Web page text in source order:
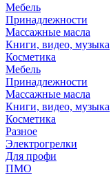
Мебель
Принадлежности
Массажные масла
Книги, видео, музыка
Косметика
Мебель
Принадлежности
Массажные масла
Книги, видео, музыка
Косметика
Разное
Электрогрелки
Для профи
ПМО